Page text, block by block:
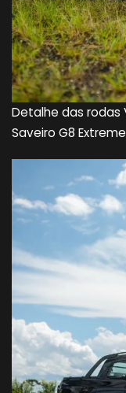
Detalhe das rodas
Saveiro G8